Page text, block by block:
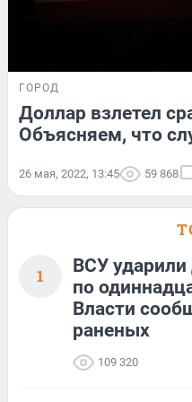
ГОРОД
Доллар взлетел
Объясняем, что
26 мая, 2022, 13:45 59 868
1
ВСУ
по
Власти
раненых
109 320